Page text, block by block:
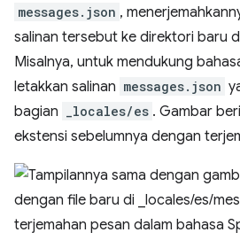
messages.json ,
salinan tersebut ke direktori baru
Misalnya, untuk mendukung
letakkan salinan messages.json
bagian
_locales/es . Gambar
ekstensi sebelumnya dengan